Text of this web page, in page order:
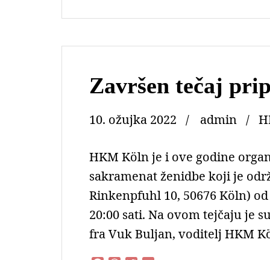
b
o
s
p
t
r
l
Završen tečaj
10. ožujka 2022 admin
HKM Köln je i ove godine
sakramenat ženidbe koji je
Rinkenpfuhl 10, 50676 Köln)
20:00 sati. Na ovom tejčaju je
fra Vuk Buljan, voditelj HKM